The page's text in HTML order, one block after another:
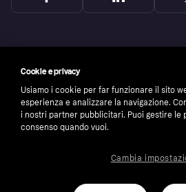
number: 556737-0431
Cookie e privacy
Usiamo i cookie per far funzionare il sito
esperienza e analizzare la navigazione.
i nostri partner pubblicitari. Puoi gestire le
consenso quando vuoi.
Cambia